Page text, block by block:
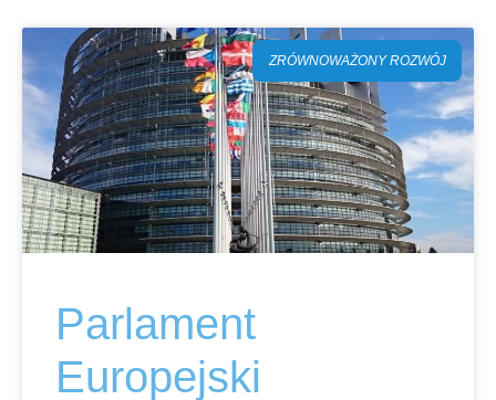
ZRÓWNOWAŻONY ROZWÓJ
Parlament
Europejski